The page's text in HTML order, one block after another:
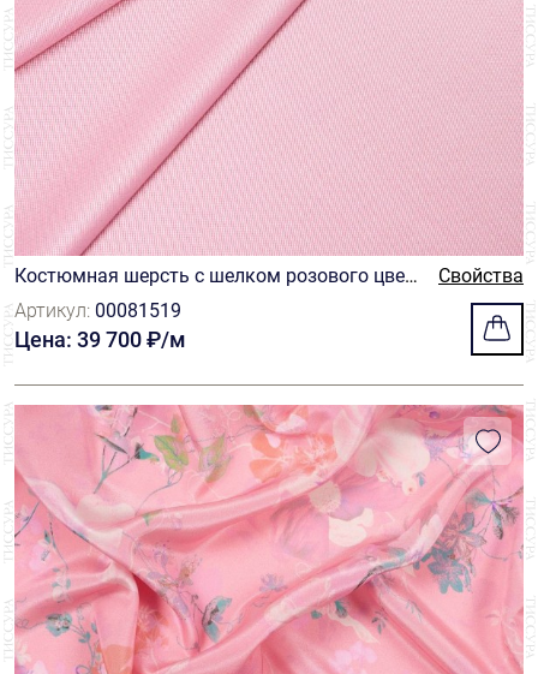
Костюмная шерсть с шелком розового цвет
а от Scabal
Свойства
Артикул: 00081519
Цена: 39 700 ₽/м